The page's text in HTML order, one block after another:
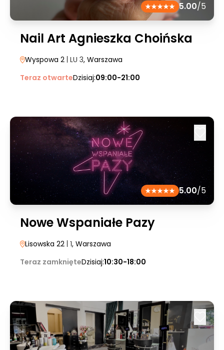
5.00/5
Nail Art Agnieszka Choińska
Wyspowa 2 | LU 3, Warszawa
Teraz otwarteDzisiaj:09:00-21:00
5.00/5
Nowe Wspaniałe Pazy
Lisowska 22 | 1, Warszawa
Teraz zamknięteDzisiaj:10:30-18:00